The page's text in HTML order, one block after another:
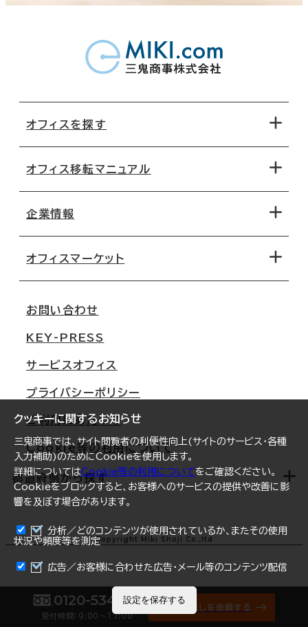
0120-534-011
受付時間：9:00〜17:00
オフィス探しを依頼する
クッキーに関するお知らせ
三鬼商事では、サイト閲覧者の利便性向上(サイトのサービス・各種
入力補助)のためにCookieを使用します。
詳細についてはCookie等の利用についてをご確認ください。
Cookieをブロックすると、お客様へのサービスの提供や改善に影
響を及ぼす場合があります。
分析／どのコンテンツが使用されているか、またその使用
状況や頻度等を測定
広告／お客様に合わせた広告・メール等のコンテンツ配信
設定を保存する
オフィスを探す
地図から探す
路線・駅から探す
オフィス移転マニュアル
移転コストシミュレーション
移転スケジュール
オフィス移転Q&A
企業情報
オフィスマーケット
大阪
名古屋
札幌
仙台
横浜
福岡
オフィスリポート
ログイン
お問い合わせ
KEY-PRESS
サービスオフィス
プライバシーポリシー
ご利用にあたって
Cookie等の利用について
都道府県から探す
北海道
青森県
宮城県
Copyright Miki Shoji Co.,ltd